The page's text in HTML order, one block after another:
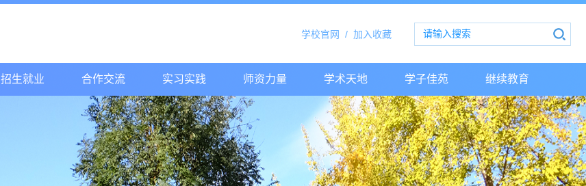
学校官网 / 加入收藏
招生就业 合作交流 实习实践 师资力量 学术天地 学子佳苑 继续教育